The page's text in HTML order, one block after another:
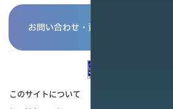
お問い合わせ・資料請求
このサイトについて